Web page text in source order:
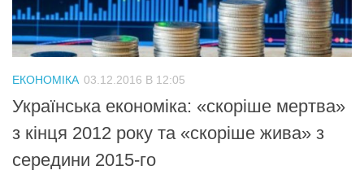
Трагедії
Курйози
Культура
Шоу-біз
#Війна
ЕКОНОМІКА 03.12.2016 В 12:05
Українська економіка: «скоріше мертва»
з кінця 2012 року та «скоріше жива» з
середини 2015-го